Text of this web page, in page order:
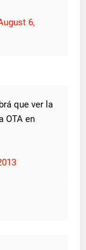
6,
que ver la
OTA en